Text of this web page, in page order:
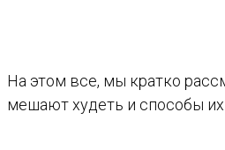
На этом все, мы кратко
мешают худеть и способы